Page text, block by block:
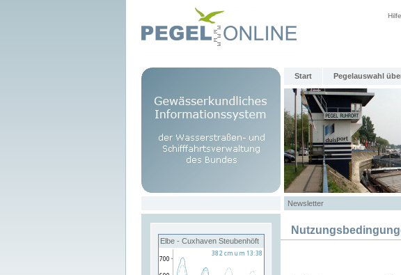
Hilfe
Start Pegelauswahl
Newsletter
Elbe - Cuxhaven Steubenhöft